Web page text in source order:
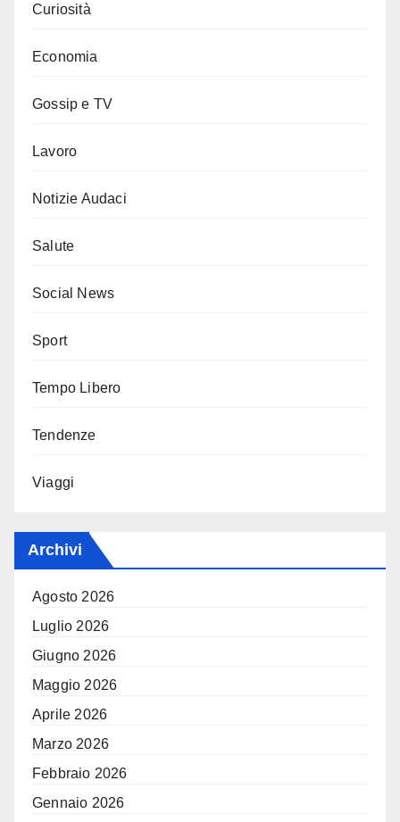
Curiosità
Economia
Gossip e TV
Lavoro
Notizie Audaci
Salute
Social News
Sport
Tempo Libero
Tendenze
Viaggi
Archivi
Agosto 2026
Luglio 2026
Giugno 2026
Maggio 2026
Aprile 2026
Marzo 2026
Febbraio 2026
Gennaio 2026